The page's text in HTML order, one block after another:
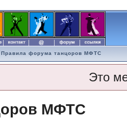
Правила форума танцоров МФТС
Это
МФТС